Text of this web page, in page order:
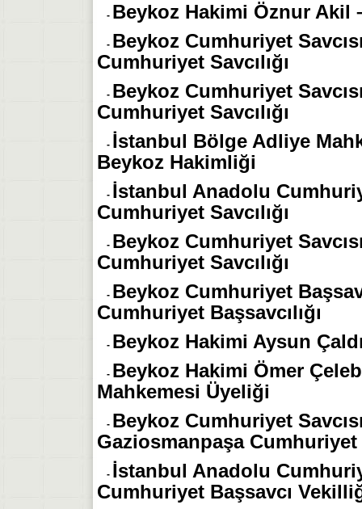
- Beykoz Hakimi Öznur Akil
- Beykoz Cumhuriyet
Cumhuriyet Savcılığı
- Beykoz Cumhuriyet
Cumhuriyet Savcılığı
- İstanbul Bölge Adliye
Beykoz Hakimliği
- İstanbul Anadolu
Cumhuriyet Savcılığı
- Beykoz Cumhuriyet
Cumhuriyet Savcılığı
- Beykoz Cumhuriyet
Cumhuriyet Başsavcılığı
- Beykoz Hakimi Aysun
- Beykoz Hakimi Ömer
Mahkemesi Üyeliği
- Beykoz Cumhuriyet
Gaziosmanpaşa Cumhuriyet
- İstanbul Anadolu
Cumhuriyet Başsavcı